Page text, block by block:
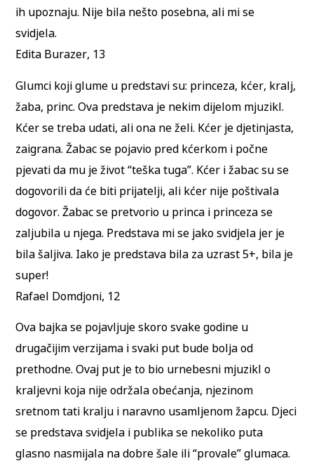
ih upoznaju. Nije bila nešto posebna, ali mi se
svidjela.
Edita Burazer, 13
Glumci koji glume u predstavi su: princeza, kćer, kralj,
žaba, princ. Ova predstava je nekim dijelom mjuzikl.
Kćer se treba udati, ali ona ne želi. Kćer je djetinjasta,
zaigrana. Žabac se pojavio pred kćerkom i počne
pjevati da mu je život “teška tuga”. Kćer i žabac su se
dogovorili da će biti prijatelji, ali kćer nije poštivala
dogovor. Žabac se pretvorio u princa i princeza se
zaljubila u njega. Predstava mi se jako svidjela jer je
bila šaljiva. Iako je predstava bila za uzrast 5+, bila je
super!
Rafael Domdjoni, 12
Ova bajka se pojavljuje skoro svake godine u
drugačijim verzijama i svaki put bude bolja od
prethodne. Ovaj put je to bio urnebesni mjuzikl o
kraljevni koja nije održala obećanja, njezinom
sretnom tati kralju i naravno usamljenom žapcu. Djeci
se predstava svidjela i publika se nekoliko puta
glasno nasmijala na dobre šale ili “provale” glumaca.